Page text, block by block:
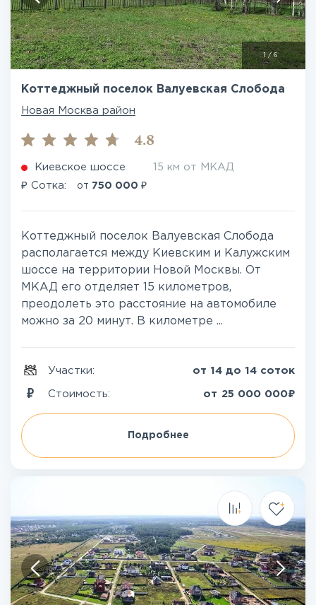
1 /6
Коттеджный поселок Валуевская Слобода
Новая Москва район
4.8
Киевское шоссе 15 км от МКАД
₽ Сотка: от 750 000 ₽
Коттеджный поселок Валуевская Слобода
располагается между Киевским и Калужским
шоссе на территории Новой Москвы. От
МКАД его отделяет 15 километров,
преодолеть это расстояние на автомобиле
можно за 20 минут. В километре ...
Участки: от 14 до 14 соток
Стоимость: от 25 000 000₽
Подробнее